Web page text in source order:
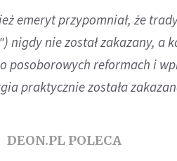
emeryt przypomniał, że
nigdy nie został zakazany, a
posoborowych reformach i
praktycznie została
DEON.PL POLECA